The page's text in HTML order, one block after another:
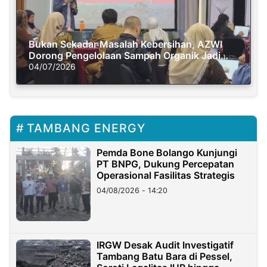
Bukan Sekadar Masalah Kebersihan, AZWI
Dorong Pengelolaan Sampah Organik Jadi
Solusi Krisis Iklim
04/07/2026
TAMBANG ENERGY
Pemda Bone Bolango Kunjungi
PT BNPG, Dukung Percepatan
Operasional Fasilitas Strategis
04/08/2026 - 14:20
IRGW Desak Audit Investigatif
Tambang Batu Bara di Pessel,